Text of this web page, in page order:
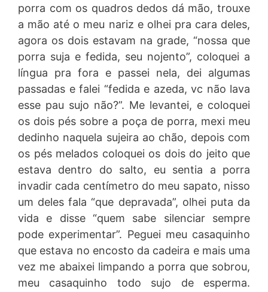
porra com os quadros dedos dá mão, trouxe
a mão até o meu nariz e olhei pra cara deles,
agora os dois estavam na grade, “nossa que
porra suja e fedida, seu nojento”, coloquei a
língua pra fora e passei nela, dei algumas
passadas e falei “fedida e azeda, vc não lava
esse pau sujo não?”. Me levantei, e coloquei
os dois pés sobre a poça de porra, mexi meu
dedinho naquela sujeira ao chão, depois com
os pés melados coloquei os dois do jeito que
estava dentro do salto, eu sentia a porra
invadir cada centímetro do meu sapato, nisso
um deles fala “que depravada”, olhei puta da
vida e disse “quem sabe silenciar sempre
pode experimentar”. Peguei meu casaquinho
que estava no encosto da cadeira e mais uma
vez me abaixei limpando a porra que sobrou,
meu casaquinho todo sujo de esperma.